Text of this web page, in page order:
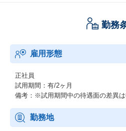
ー』へのビジョン実現を力強く後押
https://prtimes.jp/main/html/rd/p/
・テクノプロ・ITだからこそ描けるエ
2万人を超える技術者・研究者を擁す
のうちIT領域を担うのが、テクノプロ
全国31拠点で5000名以上のITエンジ
近年、IT業界では人材不足が叫ばれて
業とする同社としても大きな課題の1
勤務
雇用形態
正社員
試用期間：有/2ヶ月
備考：※試用期間中の待遇面の差異
勤務地